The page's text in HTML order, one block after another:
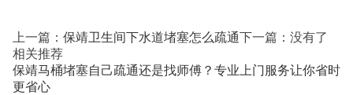
上一篇： 保靖卫生间下水道堵塞怎么疏通下一篇：没有了
相关推荐
保靖马桶堵塞自己疏通还是找师傅？专业上门服务让你省时
更省心